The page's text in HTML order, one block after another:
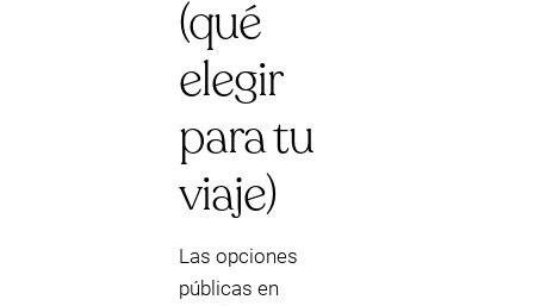
(qué
elegir
para tu
viaje)
Las opciones
públicas en